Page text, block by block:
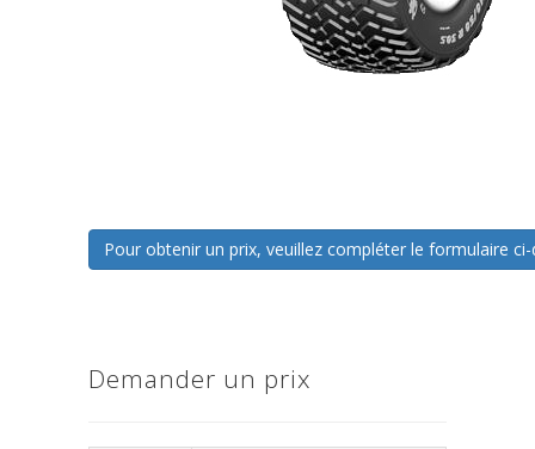
Pour obtenir un prix, veuillez compléter le formulaire
Demander un prix